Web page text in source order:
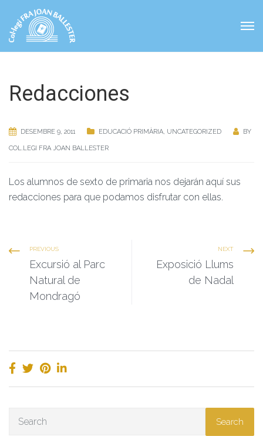
Redacciones
DESEMBRE 9, 2011 EDUCACIÓ PRIMÀRIA, UNCATEGORIZED BY
COL.LEGI FRA JOAN BALLESTER
Los alumnos de sexto de primaria nos dejarán aquí sus
redacciones para que podamos disfrutar con ellas.
PREVIOUS
Excursió al Parc
Natural de
Mondragó
NEXT
Exposició Llums
de Nadal
Search